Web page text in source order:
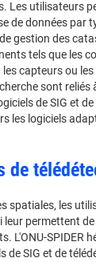
Les utilisateurs
de données par
gestion des
tels que les
capteurs ou
sont reliés
de SIG et
les logiciels
de
spatiales, les
leur permettent
L'ONU-SPIDER
de SIG et de